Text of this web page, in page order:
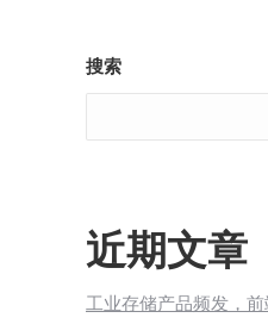
搜索
近期文章
工业存储产品频发，